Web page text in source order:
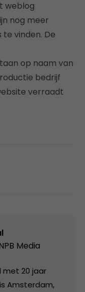
weblog
nog meer
te vinden. De
op naam van
bedrijf
verraadt
Media
met 20 jaar
Amsterdam,